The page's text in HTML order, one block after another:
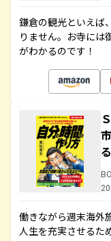
鎌倉の観光といえば
りません。お寺には
がわかるのです！
働きながら週末海外
人生を充実させるた